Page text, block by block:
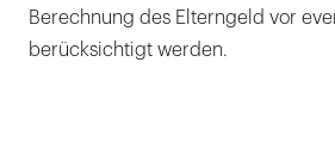
Berechnung des Elterngeld vor
berücksichtigt werden.